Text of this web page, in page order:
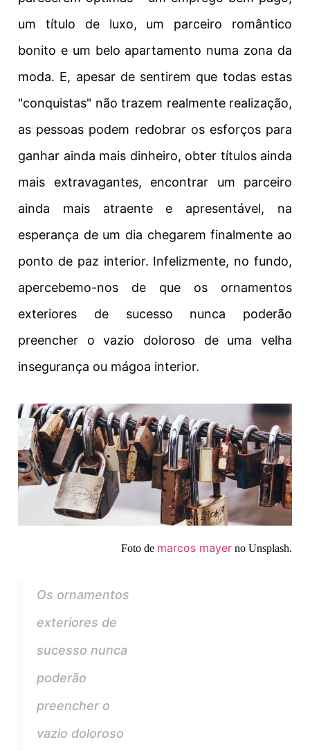
um título de luxo, um parceiro romântico
bonito e um belo apartamento numa zona da
moda. E, apesar de sentirem que todas estas
"conquistas" não trazem realmente realização,
as pessoas podem redobrar os esforços para
ganhar ainda mais dinheiro, obter títulos ainda
mais extravagantes, encontrar um parceiro
ainda mais atraente e apresentável, na
esperança de um dia chegarem finalmente ao
ponto de paz interior. Infelizmente, no fundo,
apercebemo-nos de que os ornamentos
exteriores de sucesso nunca poderão
preencher o vazio doloroso de uma velha
insegurança ou mágoa interior.
Foto de marcos mayer no Unsplash.
Os ornamentos
exteriores de
sucesso nunca
poderão
preencher o
vazio doloroso